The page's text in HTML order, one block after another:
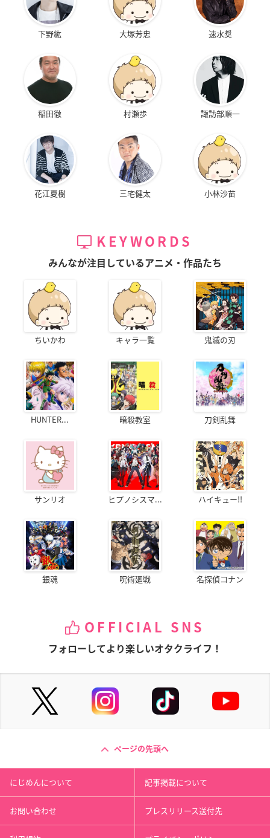
下野紘 大塚芳忠 速水奨
稲田徹 村瀬歩 諏訪部順一
花江夏樹 三宅健太 小林沙苗
KEYWORDS
みんなが注目しているアニメ・作品たち
ちいかわ キャラ一覧 鬼滅の刃
HUNTER... 暗殺教室 刀剣乱舞
サンリオ ヒプノシスマ... ハイキュー!!
銀魂 呪術廻戦 名探偵コナン
OFFICIAL SNS
フォローしてより楽しいオタクライフ！
ページの先頭へ
にじめんについて 記事掲載について
お問い合わせ プレスリリース送付先